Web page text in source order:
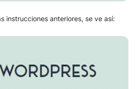
instrucciones anteriores, se ve así: